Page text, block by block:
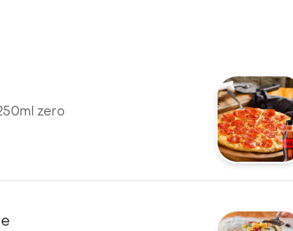
zero